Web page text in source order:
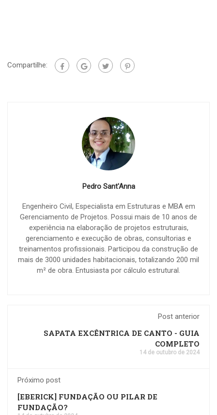
Compartilhe:
Pedro Sant'Anna
Engenheiro Civil, Especialista em Estruturas e MBA em
Gerenciamento de Projetos. Possui mais de 10 anos de
experiência na elaboração de projetos estruturais,
gerenciamento e execução de obras, consultorias e
treinamentos profissionais. Participou da construção de
mais de 3000 unidades habitacionais, totalizando 200 mil
m² de obra. Entusiasta por cálculo estrutural.
Post anterior
SAPATA EXCÊNTRICA DE CANTO - GUIA
COMPLETO
14 de outubro de 2024
Próximo post
[EBERICK] FUNDAÇÃO OU PILAR DE
FUNDAÇÃO?